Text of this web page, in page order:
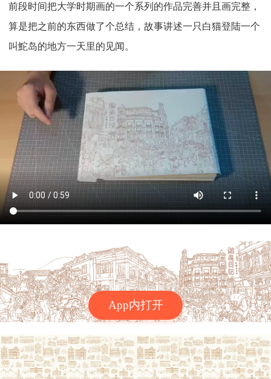
App内打开
前段时间把大学时期画的一个系列的作品完善并且画完整，
算是把之前的东西做了个总结，故事讲述一只白猫登陆一个
叫鮀岛的地方一天里的见闻。